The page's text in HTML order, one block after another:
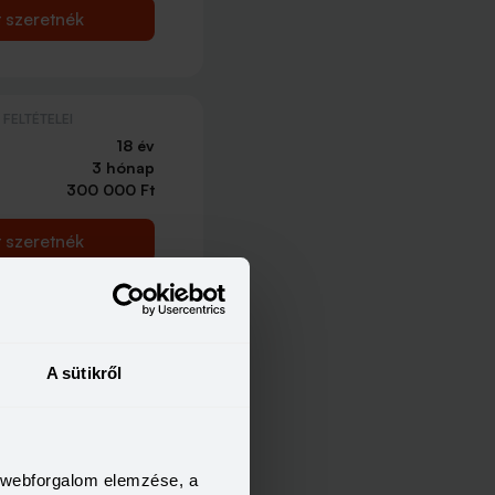
A sütikről
elemzése, a
szeretnék
18 év
3 hónap
300 000 Ft
szeretnék
18 év